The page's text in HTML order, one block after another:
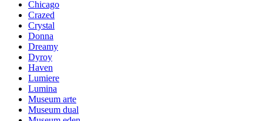
Chicago
Crazed
Crystal
Donna
Dreamy
Dyroy
Haven
Lumiere
Lumina
Museum arte
Museum dual